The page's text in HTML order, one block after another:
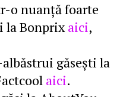
o nuanţă foarte
la Bonprixaici,
găseşti la
aici.